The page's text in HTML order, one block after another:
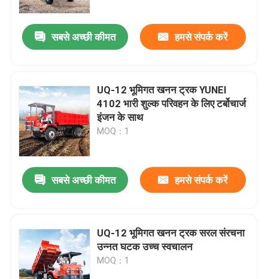
वीडियो
हमारे बारे में
गुणवत्ता नियंत्रण
एक बोली का अनुरोध
भूमिगत डंप ट्रक
भूमिगत खनन ट्रक
भूमिगत व्यक्त ट्रक
सबसे अच्छी कीमत हमसे संपर्क करें
UQ-12 भूमिगत खनन ट्रक YUNEI
4102 भारी शुल्क परिवहन के लिए टर्बोचार्ज
इंजन के साथ
MOQ：1
सबसे अच्छी कीमत हमसे संपर्क करें
UQ-12 भूमिगत खनन ट्रक सरल संरचना
उन्नत घटक उच्च स्वचालन
MOQ：1